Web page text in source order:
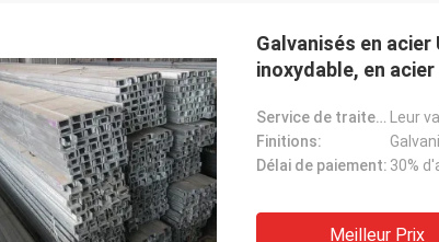
communiquons
Galvanisés en acier
inoxydable, en
Service de traitement:
Leur
Finitions:
Délai de paiement: 30%
Meilleur Prix